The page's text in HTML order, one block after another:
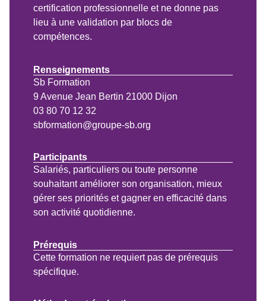
certification professionnelle et ne donne pas
lieu à une validation par blocs de
compétences.
Renseignements
Sb Formation
9 Avenue Jean Bertin 21000 Dijon
03 80 70 12 32
sbformation@groupe-sb.org
Participants
Salariés, particuliers ou toute personne
souhaitant améliorer son organisation, mieux
gérer ses priorités et gagner en efficacité dans
son activité quotidienne.
Prérequis
Cette formation ne requiert pas de prérequis
spécifique.